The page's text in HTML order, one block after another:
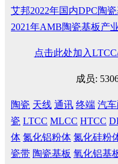
艾邦2022年国内DPC陶
2021年AMB陶瓷基板产
点击此处加入
成员:
陶瓷 天线 通讯 终端 汽
瓷 LTCC MLCC HTCC
体 氮化铝粉体 氮化硅粉
瓷带 陶瓷基板 氧化铝基